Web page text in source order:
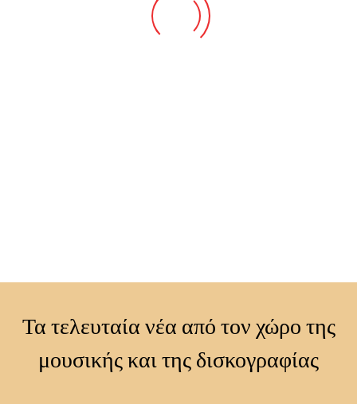
Τα τελευταία νέα από τον χώρο της
μουσικής και της δισκογραφίας